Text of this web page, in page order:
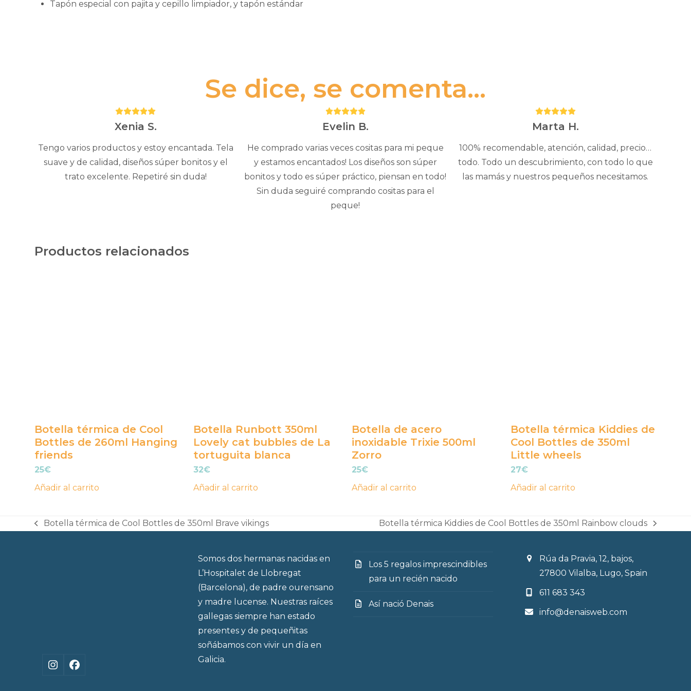
Tapón especial con pajita y cepillo limpiador, y tapón estándar
Se dice, se comenta...
Puntuación:
5
Xenia S.
Tengo varios productos y estoy encantada. Tela
suave y de calidad, diseños súper bonitos y el
trato excelente. Repetiré sin duda!
Puntuación:
5
Evelin B.
He comprado varias veces cositas para mi peque
y estamos encantados! Los diseños son súper
bonitos y todo es súper práctico, piensan en todo!
Sin duda seguiré comprando cositas para el
peque!
Puntuación:
5
Marta H.
100% recomendable, atención, calidad, precio…
todo. Todo un descubrimiento, con todo lo que
las mamás y nuestros pequeños necesitamos.
Productos relacionados
Botella térmica de Cool
Bottles de 260ml Hanging
friends
25€
Añadir al carrito
Botella Runbott 350ml
Lovely cat bubbles de La
tortuguita blanca
32€
Añadir al carrito
Botella de acero
inoxidable Trixie 500ml
Zorro
25€
Añadir al carrito
Botella térmica Kiddies de
Cool Bottles de 350ml
Little wheels
27€
Añadir al carrito
previous
Botella térmica de Cool Bottles de 350ml Brave vikings
next
Botella térmica Kiddies de Cool Bottles de 350ml Rainbow clouds
Instagram
Facebook
Somos dos hermanas nacidas en
L’Hospitalet de Llobregat
(Barcelona), de padre ourensano
y madre lucense. Nuestras raíces
gallegas siempre han estado
presentes y de pequeñitas
soñábamos con vivir un día en
Galicia.
Los 5 regalos imprescindibles
para un recién nacido
Así nació Denais
Rúa da Pravia, 12, bajos,
27800 Vilalba, Lugo, Spain
611 683 343
info@denaisweb.com